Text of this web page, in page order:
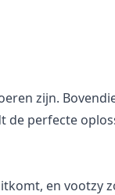
zijn.
de perfecte
en vootzy